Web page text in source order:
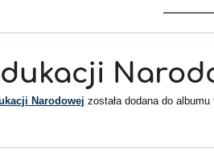
Narodowej została dodana do